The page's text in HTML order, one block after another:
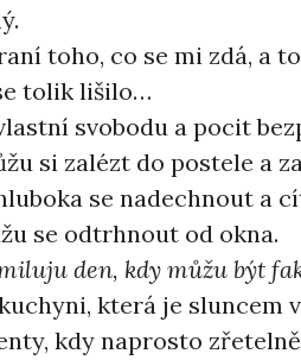
toho, co se mi zdá, a
tolik lišilo…
svobodu a pocit
si zalézt do postele a
se nadechnout a
se odtrhnout od okna.
den, kdy můžu být
která je sluncem
kdy naprosto